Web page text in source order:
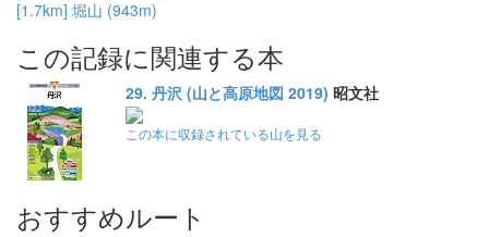
[1.7km] 堀山 (943m)
この記録に関連する本
29. 丹沢 (山と高原地図 2019) 昭文社
この本に収録されている山を見る
おすすめルート